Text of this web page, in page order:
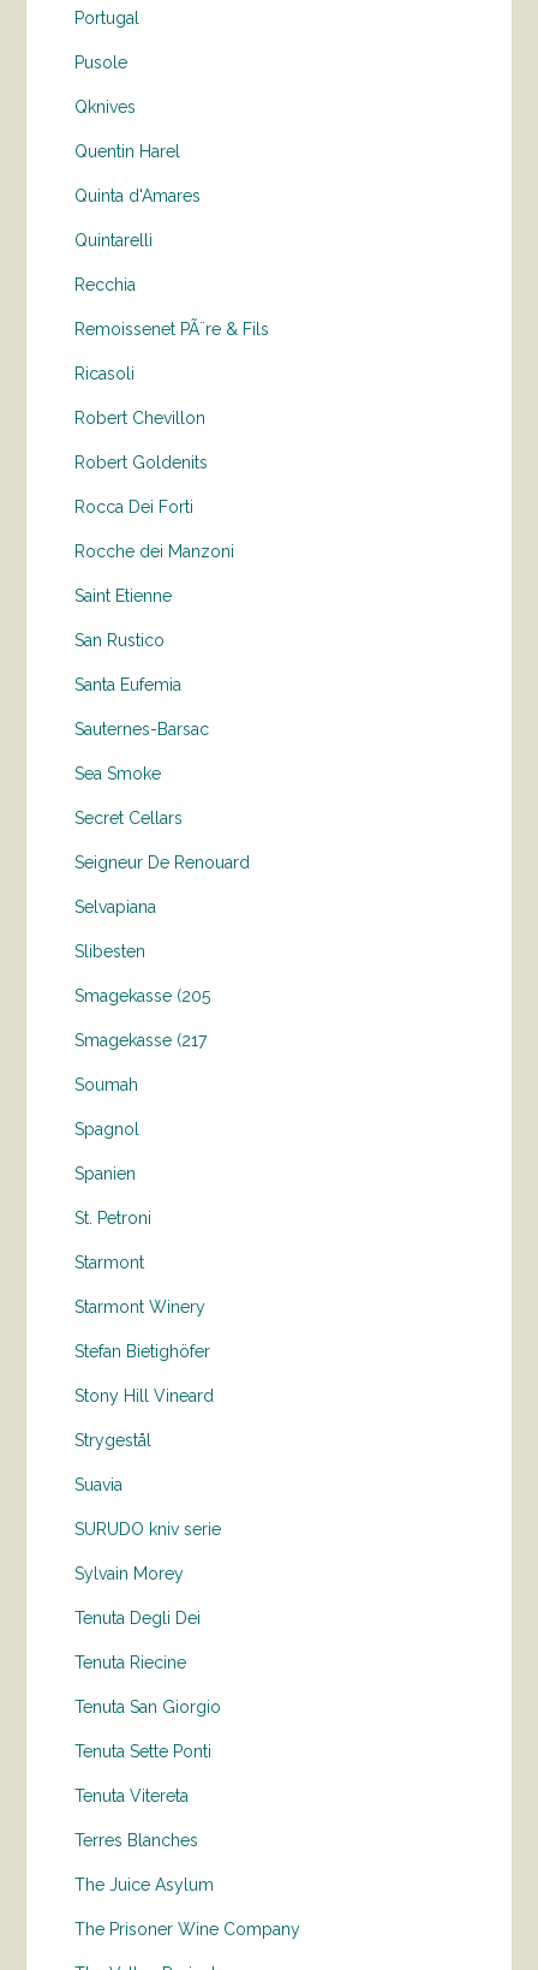
Portugal
Pusole
Qknives
Quentin Harel
Quinta d'Amares
Quintarelli
Recchia
Remoissenet PÃ¨re & Fils
Ricasoli
Robert Chevillon
Robert Goldenits
Rocca Dei Forti
Rocche dei Manzoni
Saint Etienne
San Rustico
Santa Eufemia
Sauternes-Barsac
Sea Smoke
Secret Cellars
Seigneur De Renouard
Selvapiana
Slibesten
Smagekasse (205
Smagekasse (217
Soumah
Spagnol
Spanien
St. Petroni
Starmont
Starmont Winery
Stefan Bietighöfer
Stony Hill Vineard
Strygestål
Suavia
SURUDO kniv serie
Sylvain Morey
Tenuta Degli Dei
Tenuta Riecine
Tenuta San Giorgio
Tenuta Sette Ponti
Tenuta Vitereta
Terres Blanches
The Juice Asylum
The Prisoner Wine Company